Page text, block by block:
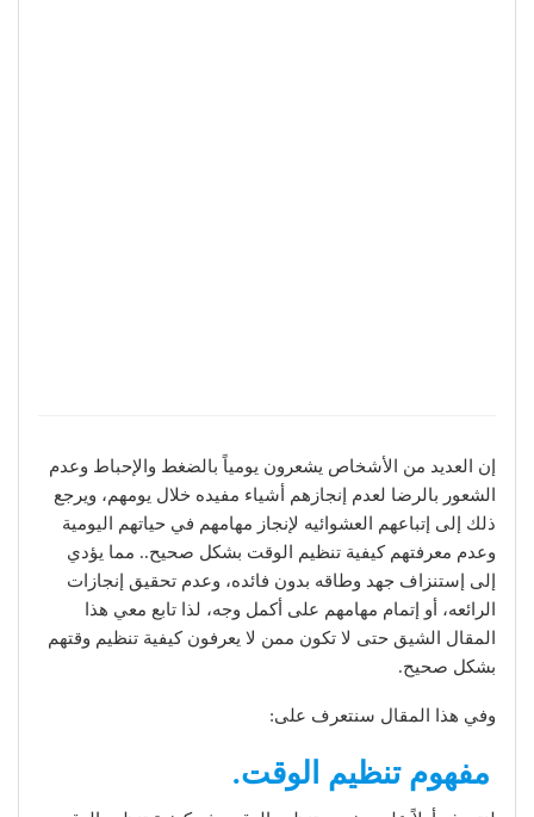
إن العديد من الأشخاص يشعرون يومياً بالضغط والإحباط وعدم
الشعور بالرضا لعدم إنجازهم أشياء مفيده خلال يومهم، ويرجع
ذلك إلى إتباعهم العشوائيه لإنجاز مهامهم في حياتهم اليومية
وعدم معرفتهم كيفية تنظيم الوقت بشكل صحيح.. مما يؤدي
إلى إستنزاف جهد وطاقه بدون فائده، وعدم تحقيق إنجازات
الرائعه، أو إتمام مهامهم على أكمل وجه، لذا تابع معي هذا
المقال الشيق حتى لا تكون ممن لا يعرفون كيفية تنظيم وقتهم
بشكل صحيح.
وفي هذا المقال سنتعرف على:
مفهوم تنظيم الوقت.